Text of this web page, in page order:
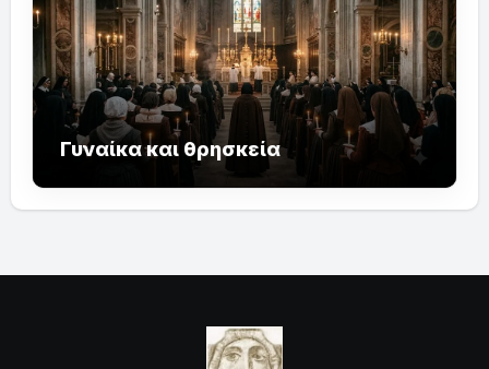
Γυναίκα και θρησκεία